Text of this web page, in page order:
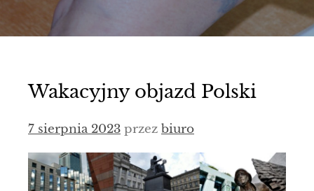
Wakacyjny objazd Polski
7 sierpnia 2023 przez biuro